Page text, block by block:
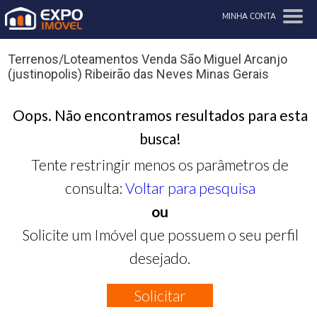
MINHA CONTA
Terrenos/Loteamentos Venda São Miguel Arcanjo
(justinopolis) Ribeirão das Neves Minas Gerais
Oops. Não encontramos resultados para esta
busca!
Tente restringir menos os parâmetros de
consulta: Voltar para pesquisa
ou
Solicite um Imóvel que possuem o seu perfil
desejado.
Solicitar